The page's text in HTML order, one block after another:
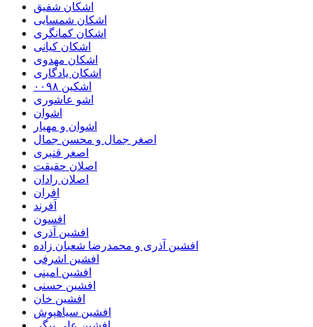
اشکان شفیق
اشکان شمسایی
اشکان‌ کمانگری
اشکان کیانی
اشکان مهدوی
اشکان یادگاری
اشکین ۰۰۹۸
اشو عاشوری
اشوان
اشوان و مهیار
اصغر جمال و محسن جمال
اصغر قنبری
اصلان حقیقت
اصلان رادان
افران
اَفرند
افسون
افشین آذری
افشین آذری و محمدرضا شعبان زاده
افشین اشرفی
افشین امینی
افشین حسنی
افشین خان
افشین سیاهپوش